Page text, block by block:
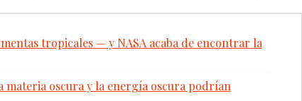
tropicales — y NASA acaba de encontrar la
materia oscura y la energía oscura podrían